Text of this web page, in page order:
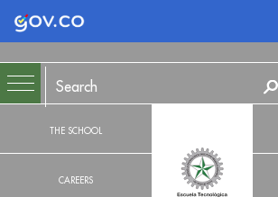
Logo Gobierno de Colombia
THE SCHOOL
CAREERS